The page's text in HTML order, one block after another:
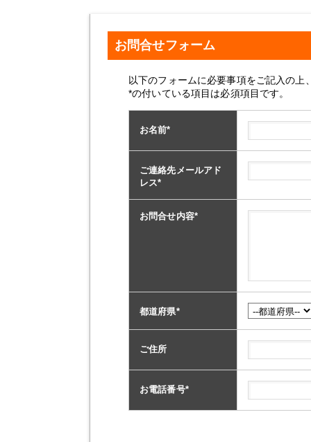
お問合せフォーム
以下のフォームに必要事項をご記入の
*の付いている項目は必須項目です。
お名前*
ご連絡先メールアド
レス*
お問合せ内容*
都道府県*
ご住所
お電話番号*